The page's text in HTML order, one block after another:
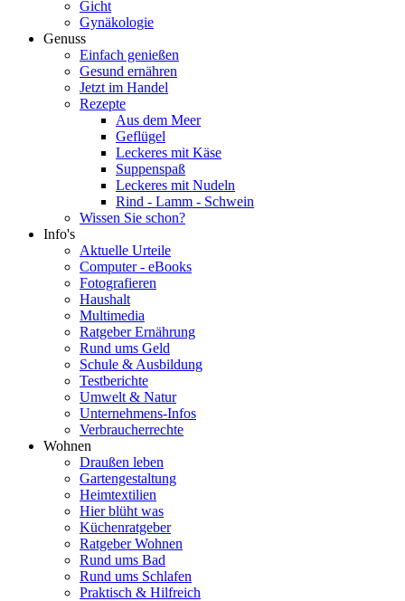
Gicht
Gynäkologie
Genuss
Einfach genießen
Gesund ernähren
Jetzt im Handel
Rezepte
Aus dem Meer
Geflügel
Leckeres mit Käse
Suppenspaß
Leckeres mit Nudeln
Rind - Lamm - Schwein
Wissen Sie schon?
Info's
Aktuelle Urteile
Computer - eBooks
Fotografieren
Haushalt
Multimedia
Ratgeber Ernährung
Rund ums Geld
Schule & Ausbildung
Testberichte
Umwelt & Natur
Unternehmens-Infos
Verbraucherrechte
Wohnen
Draußen leben
Gartengestaltung
Heimtextilien
Hier blüht was
Küchenratgeber
Ratgeber Wohnen
Rund ums Bad
Rund ums Schlafen
Praktisch & Hilfreich